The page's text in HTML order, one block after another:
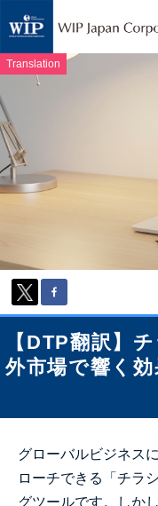
Translation
【DTP翻訳】
外市場で響く
グローバルビジネス
ローチできる「チラ
グツールです。しか